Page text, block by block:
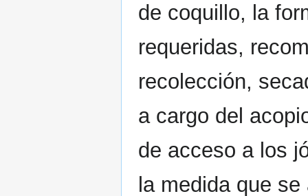
de coquillo, la
requeridas,
recolección,
a cargo del
de acceso a los
la medida que